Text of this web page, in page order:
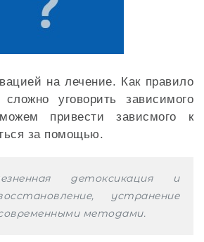
на лечение. Как правило
уговорить зависимого
привести зависмого к
за помощью.
детоксикация и
устранение
методами.